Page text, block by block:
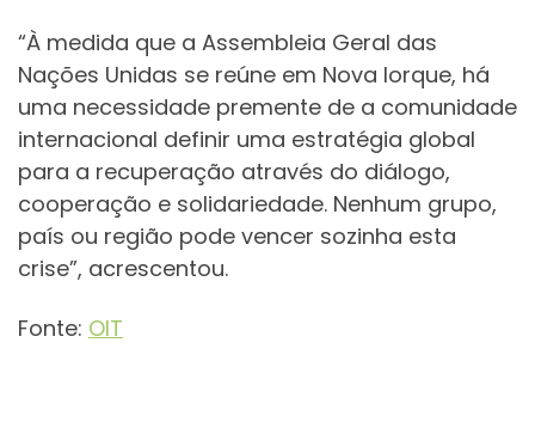
“À medida que a Assembleia Geral das
Nações Unidas se reúne em Nova Iorque, há
uma necessidade premente de a comunidade
internacional definir uma estratégia global
para a recuperação através do diálogo,
cooperação e solidariedade. Nenhum grupo,
país ou região pode vencer sozinha esta
crise”, acrescentou.
Fonte: OIT